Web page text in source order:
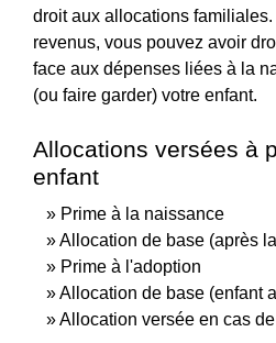
droit aux allocations
revenus, vous pouvez avoir
face aux dépenses liées à la
(ou faire garder) votre enfant.
Allocations versées à
enfant
Prime à la naissance
Allocation de base (après
Prime à l'adoption
Allocation de base (enfant
Allocation versée en cas